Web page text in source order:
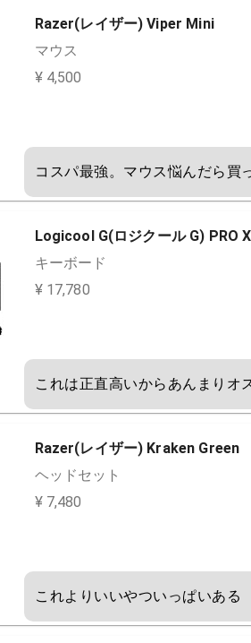
Razer(レイザー) Viper Mini
マウス
¥ 4,500
コスパ最強。マウス悩んだら買
Logicool G(ロジクール G) PRO
キーボード
¥ 17,780
これは正直高いからあんまりオ
Razer(レイザー) Kraken Green
ヘッドセット
¥ 7,480
これよりいいやついっぱいある